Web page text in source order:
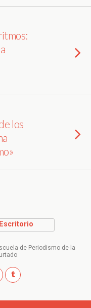
los
Escritorio
de Periodismo de la